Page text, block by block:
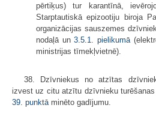
pērtiķus) tur karantīnā,
Starptautiskā epizootiju biroja
organizācijas sauszemes
nodaļā un3.5 1. pielikumā
ministrijas tīmekļvietnē).
38. Dzīvniekus no atzītas
izvest uz citu atzītu dzīvnieku
39. punktā minēto gadījumu.